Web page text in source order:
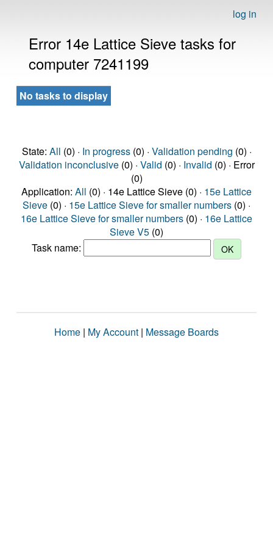
log in
Error 14e Lattice Sieve tasks for
computer 7241199
No tasks to display
State: All (0) · In progress(0) · Validation pending (0) ·
Validation inconclusive(0) · Valid (0) · Invalid (0) · Error
(0)
Application: All (0) · 14e Lattice Sieve (0) · 15e Lattice
Sieve (0) · 15e Lattice Sieve for smaller numbers (0) ·
16e Lattice Sieve for smaller numbers (0) · 16e Lattice
Sieve V5 (0)
Task name:
Home | My Account | Message Boards